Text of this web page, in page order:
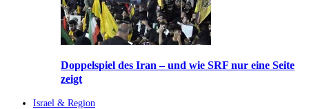
Doppelspiel des Iran – und wie SRF nur eine Seite
zeigt
Israel & Region